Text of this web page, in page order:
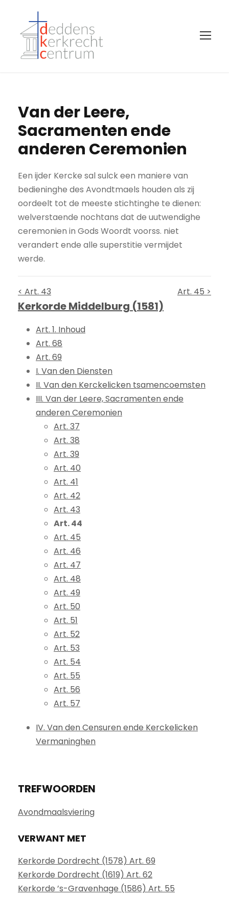
Van der Leere,
Sacramenten ende
anderen Ceremonien
Een ijder Kercke sal sulck een maniere van
bedieninghe des Avondtmaels houden als zij
oordeelt tot de meeste stichtinghe te dienen:
welverstaende nochtans dat de uutwendighe
ceremonien in Gods Woordt voorss. niet
verandert ende alle superstitie vermijdet
werde.
< Art. 43 Art. 45 >
Kerkorde Middelburg (1581)
Art. 1. Inhoud
Art. 68
Art. 69
I. Van den Diensten
II. Van den Kerckelicken tsamencoemsten
III. Van der Leere, Sacramenten ende
anderen Ceremonien
Art. 37
Art. 38
Art. 39
Art. 40
Art. 41
Art. 42
Art. 43
Art. 44
Art. 45
Art. 46
Art. 47
Art. 48
Art. 49
Art. 50
Art. 51
Art. 52
Art. 53
Art. 54
Art. 55
Art. 56
Art. 57
IV. Van den Censuren ende Kerckelicken
Vermaninghen
TREFWOORDEN
Avondmaalsviering
VERWANT MET
Kerkorde Dordrecht (1578) Art. 69
Kerkorde Dordrecht (1619) Art. 62
Kerkorde ’s-Gravenhage (1586) Art. 55